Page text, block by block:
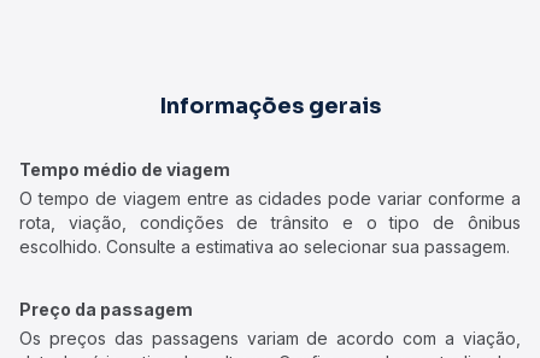
Informações gerais
Tempo médio de viagem
O tempo de viagem entre as cidades pode variar conforme a
rota, viação, condições de trânsito e o tipo de ônibus
escolhido. Consulte a estimativa ao selecionar sua passagem.
Preço da passagem
Os preços das passagens variam de acordo com a viação,